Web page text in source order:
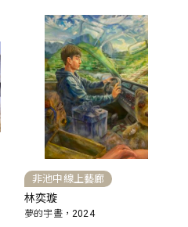
非池中線上藝廊
林奕璇
夢的宇晝，2024